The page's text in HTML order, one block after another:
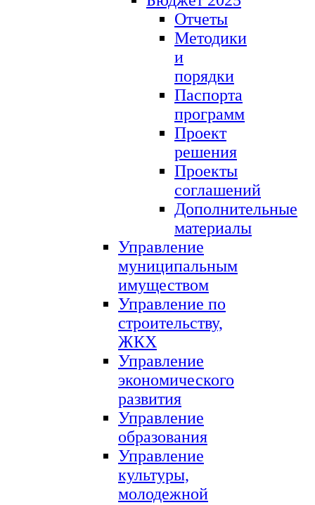
Отчеты
Методики
и
порядки
Паспорта
программ
Проект
решения
Проекты
соглашений
Дополнительные
материалы
Управление
муниципальным
имуществом
Управление по
строительству,
ЖКХ
Управление
экономического
развития
Управление
образования
Управление
культуры,
молодежной